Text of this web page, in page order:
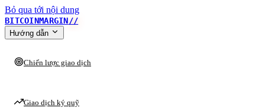
Bỏ qua tới nội dung
BITCOINMARGIN//
Hướng dẫn
Chiến lược giao dịch
Giao dịch ký quỹ